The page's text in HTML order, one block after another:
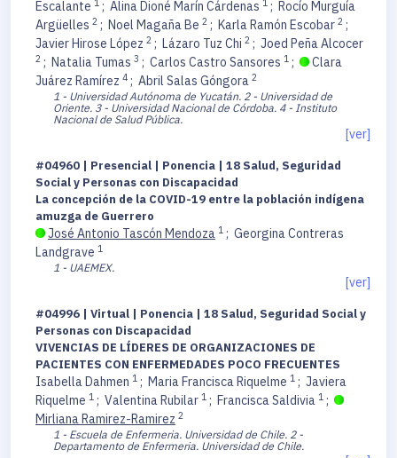
Escalante ; Alina Dioné Marín Cárdenas ; Rocío Murguía
Argüelles 2 ; Noel Magaña Be 2 ; Karla Ramón Escobar 2 ;
Javier Hirose López 2 ; Lázaro Tuz Chi 2 ; Joed Peña Alcocer
2 ; Natalia Tumas 3 ; Carlos Castro Sansores 1 ;
Clara
Juárez Ramírez 4 ; Abril Salas Góngora 2
1 - Universidad Autónoma de Yucatán. 2 - Universidad de
Oriente. 3 - Universidad Nacional de Córdoba. 4 - Instituto
Nacional de Salud Pública.
[ver]
#04960 | Presencial | Ponencia | 18 Salud, Seguridad
Social y Personas con Discapacidad
La concepción de la COVID-19 entre la población indígena
amuzga de Guerrero
José Antonio Tascón Mendoza 1 ; Georgina Contreras
Landgrave 1
1 - UAEMEX.
[ver]
#04996 | Virtual | Ponencia | 18 Salud, Seguridad Social y
Personas con Discapacidad
VIVENCIAS DE LÍDERES DE ORGANIZACIONES DE
PACIENTES CON ENFERMEDADES POCO FRECUENTES
Isabella Dahmen 1 ; Maria Francisca Riquelme 1 ; Javiera
Riquelme 1 ; Valentina Rubilar 1 ; Francisca Saldivia 1 ;
Mirliana Ramirez-Ramirez 2
1 - Escuela de Enfermeria. Universidad de Chile. 2 -
Departamento de Enfermeria. Universidad de Chile.